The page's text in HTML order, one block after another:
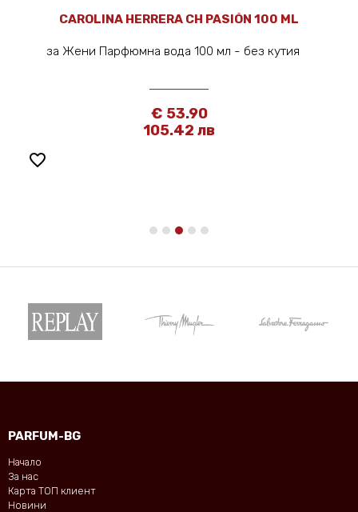
favorite_border
CAROLINA HERRERA CH PASIÓN 100 ML
за Жени Парфюмна вода 100 мл - без кутия
€ 53.90
105.42 лв
PARFUM-BG
Начало
За нас
Карта ТОП клиент
Новини